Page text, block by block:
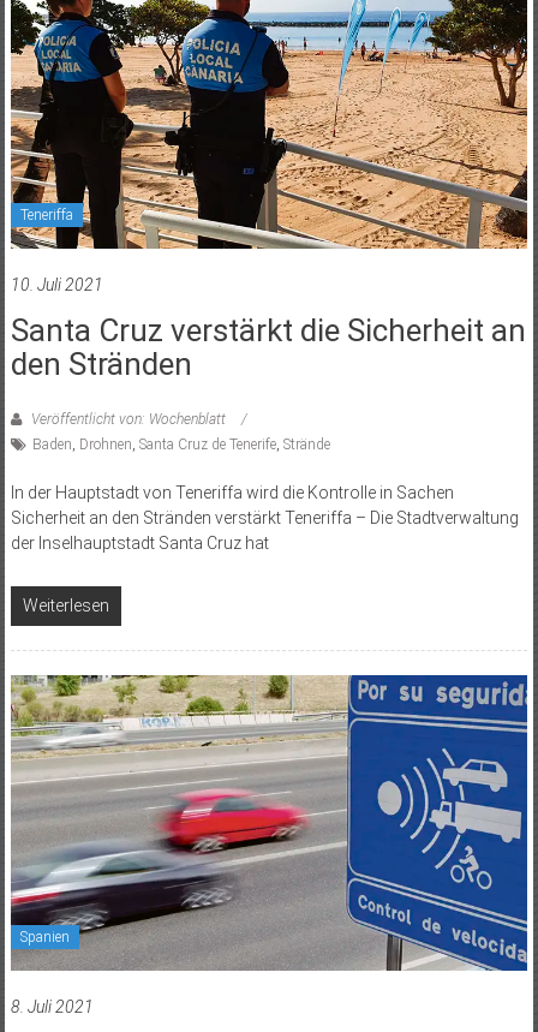
Teneriffa
10. Juli 2021
Santa Cruz verstärkt die Sicherheit an
den Stränden
Veröffentlicht von: Wochenblatt
Baden, Drohnen, Santa Cruz de Tenerife, Strände
In der Hauptstadt von Teneriffa wird die Kontrolle in Sachen
Sicherheit an den Stränden verstärkt Teneriffa – Die Stadtverwaltung
der Inselhauptstadt Santa Cruz hat
Weiterlesen
Spanien
8. Juli 2021